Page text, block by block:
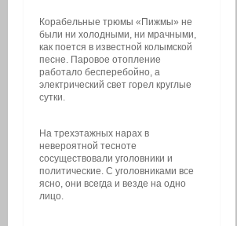
Корабельные трюмы «Пижмы» не
были ни холодными, ни мрачными,
как поется в известной колымской
песне. Паровое отопление
работало бесперебойно, а
электрический свет горел круглые
сутки.
На трехэтажных нарах в
невероятной тесноте
сосуществовали уголовники и
политические. С уголовниками все
ясно, они всегда и везде на одно
лицо.